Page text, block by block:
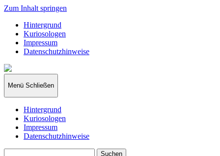
Zum Inhalt springen
Hintergrund
Kuriosologen
Impressum
Datenschutzhinweise
kuriosologie.de
Menü Schließen
Hintergrund
Kuriosologen
Impressum
Datenschutzhinweise